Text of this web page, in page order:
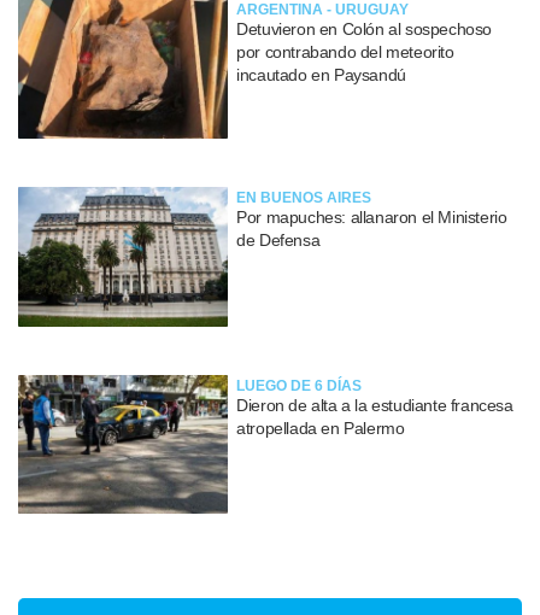
ARGENTINA - URUGUAY
Detuvieron en Colón al sospechoso
por contrabando del meteorito
incautado en Paysandú
EN BUENOS AIRES
Por mapuches: allanaron el Ministerio
de Defensa
LUEGO DE 6 DÍAS
Dieron de alta a la estudiante francesa
atropellada en Palermo